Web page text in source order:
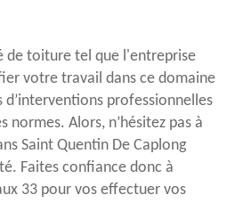
de toiture tel que l'entreprise
votre travail dans ce domaine
d’interventions professionnelles
Alors, n’hésitez pas à
Saint Quentin De Caplong
Faites confiance donc à
33 pour vos effectuer vos